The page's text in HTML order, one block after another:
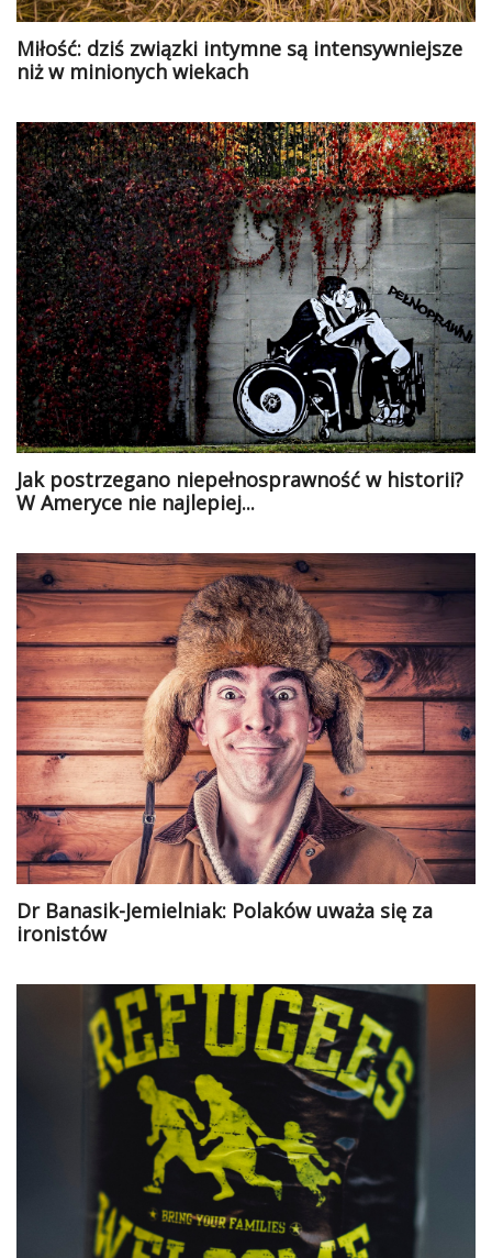
Miłość: dziś związki intymne są intensywniejsze
niż w minionych wiekach
Jak postrzegano niepełnosprawność w historii?
W Ameryce nie najlepiej...
Dr Banasik-Jemielniak: Polaków uważa się za
ironistów